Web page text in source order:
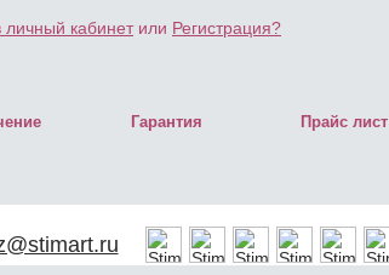
личный кабинетили Регистрация?
Гарантия Прайс лист